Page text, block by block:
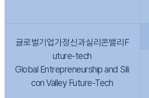
글로벌기업가정신과실리콘밸리F
uture-tech
Global Entrepreneurship and Sili
con Valley Future-Tech